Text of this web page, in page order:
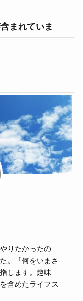
まれていま
りたかったの
。「何をいまさ
します。趣味
含めたライフス